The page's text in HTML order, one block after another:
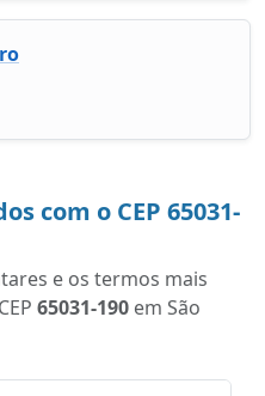
com o CEP 65031-
e os termos mais
65031-190 em São